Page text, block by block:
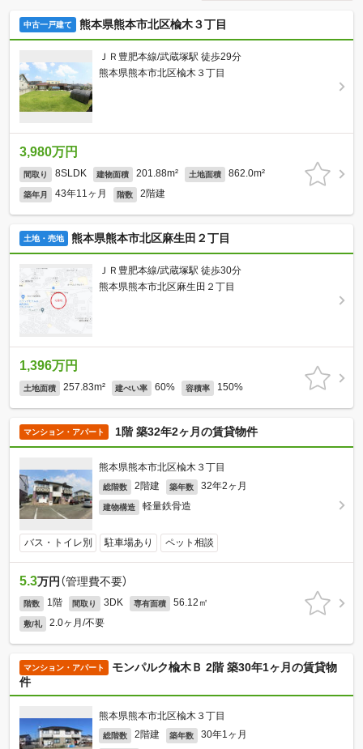
中古一戸建て 熊本県熊本市北区楡木３丁目
ＪＲ豊肥本線/武蔵塚駅 徒歩29分
熊本県熊本市北区楡木３丁目
3,980万円
間取り 8SLDK 建物面積 201.88m² 土地面積 862.0m²
築年月 43年11ヶ月 階数 2階建
土地・売地 熊本県熊本市北区麻生田２丁目
ＪＲ豊肥本線/武蔵塚駅 徒歩30分
熊本県熊本市北区麻生田２丁目
1,396万円
土地面積 257.83m² 建ぺい率 60% 容積率 150%
マンション・アパート 1階 築32年2ヶ月の賃貸物件
熊本県熊本市北区楡木３丁目
総階数 2階建 築年数 32年2ヶ月
建物構造 軽量鉄骨造
バス・トイレ別 駐車場あり ペット相談
5.3万円 （管理費不要）
階数 1階 間取り 3DK 専有面積 56.12㎡
敷/礼 2.0ヶ月/不要
マンション・アパート
モンパルク楡木Ｂ 2階 築30年1ヶ月の賃貸物
件
熊本県熊本市北区楡木３丁目
総階数 2階建 築年数 30年1ヶ月